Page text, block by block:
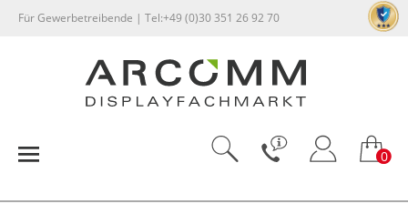
Für Gewerbetreibende | Tel:+49 (0)30 351 26 92 70
0